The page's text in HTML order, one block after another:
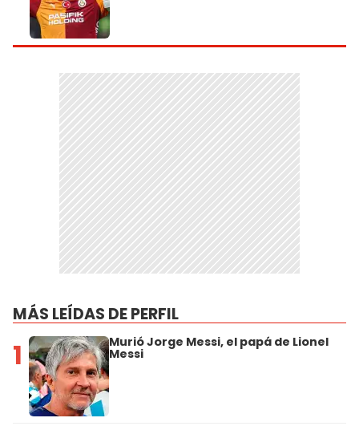
MÁS LEÍDAS DE PERFIL
1 Murió Jorge Messi, el papá de Lionel
Messi